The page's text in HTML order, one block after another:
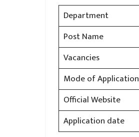
Department
Post Name
Vacancies
Mode of Application
Official Website
Application date